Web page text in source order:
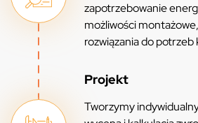
zapotrzebowanie
możliwości
rozwiązania do potrzeb
Projekt
Tworzymy